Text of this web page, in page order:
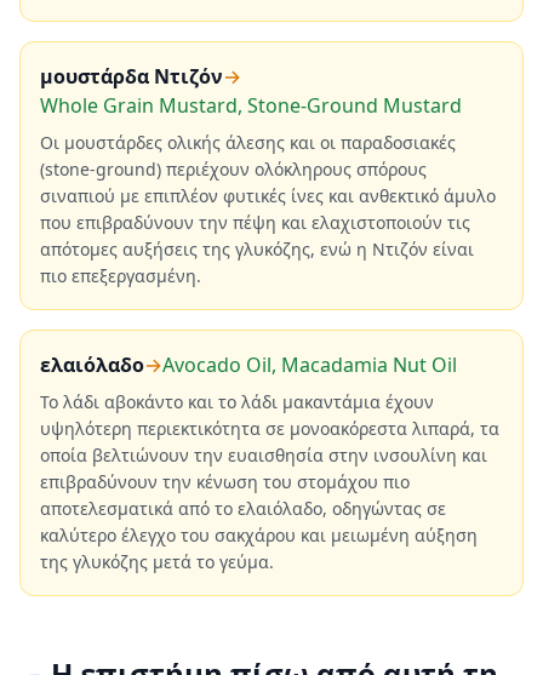
μουστάρδα Ντιζόν→
Whole Grain Mustard, Stone-Ground Mustard
Οι μουστάρδες ολικής άλεσης και οι παραδοσιακές
(stone-ground) περιέχουν ολόκληρους σπόρους
σιναπιού με επιπλέον φυτικές ίνες και ανθεκτικό άμυλο
που επιβραδύνουν την πέψη και ελαχιστοποιούν τις
απότομες αυξήσεις της γλυκόζης, ενώ η Ντιζόν είναι
πιο επεξεργασμένη.
ελαιόλαδο→Avocado Oil, Macadamia Nut Oil
Το λάδι αβοκάντο και το λάδι μακαντάμια έχουν
υψηλότερη περιεκτικότητα σε μονοακόρεστα λιπαρά, τα
οποία βελτιώνουν την ευαισθησία στην ινσουλίνη και
επιβραδύνουν την κένωση του στομάχου πιο
αποτελεσματικά από το ελαιόλαδο, οδηγώντας σε
καλύτερο έλεγχο του σακχάρου και μειωμένη αύξηση
της γλυκόζης μετά το γεύμα.